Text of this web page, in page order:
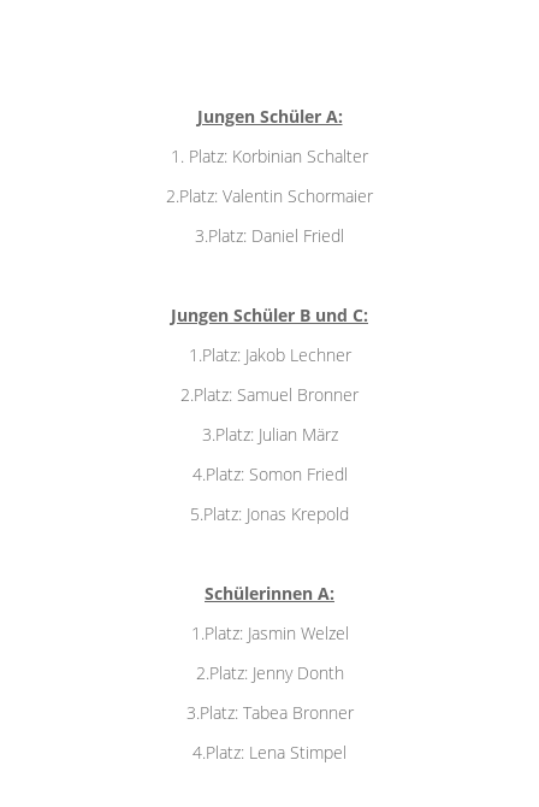
Jungen Schüler A:
1. Platz: Korbinian Schalter
2.Platz: Valentin Schormaier
3.Platz: Daniel Friedl
Jungen Schüler B und C:
1.Platz: Jakob Lechner
2.Platz: Samuel Bronner
3.Platz: Julian März
4.Platz: Somon Friedl
5.Platz: Jonas Krepold
Schülerinnen A:
1.Platz: Jasmin Welzel
2.Platz: Jenny Donth
3.Platz: Tabea Bronner
4.Platz: Lena Stimpel